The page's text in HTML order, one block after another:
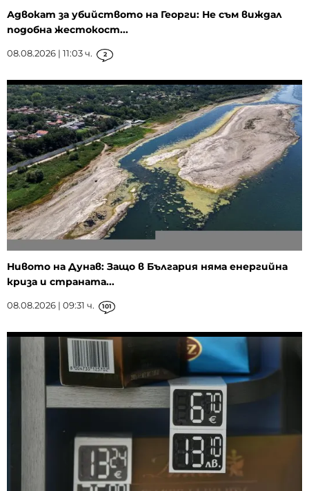
Адвокат за убийството на Георги: Не съм виждал
подобна жестокост...
08.08.2026 | 11:03 ч. 2
Нивото на Дунав: Защо в България няма енергийна
криза и страната...
08.08.2026 | 09:31 ч. 101